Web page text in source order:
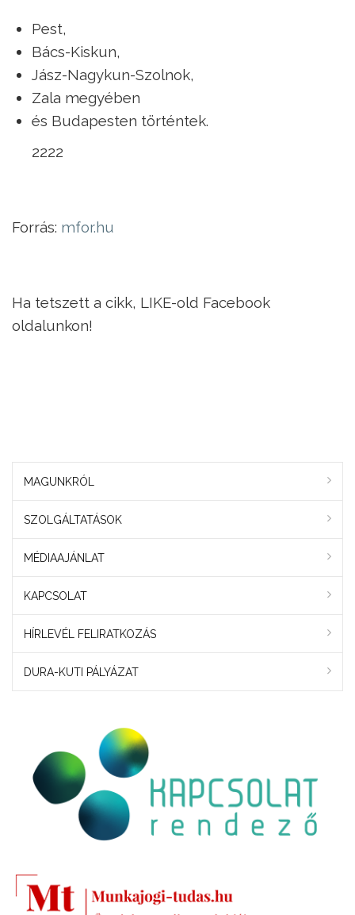
Pest,
Bács-Kiskun,
Jász-Nagykun-Szolnok,
Zala megyében
és Budapesten történtek.
2222
Forrás: mfor.hu
Ha tetszett a cikk, LIKE-old Facebook
oldalunkon!
MAGUNKRÓL
SZOLGÁLTATÁSOK
MÉDIAAJÁNLAT
KAPCSOLAT
HÍRLEVÉL FELIRATKOZÁS
DURA-KUTI PÁLYÁZAT